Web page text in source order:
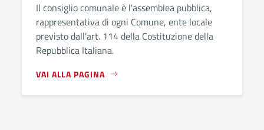
Il consiglio comunale è l'assemblea pubblica,
rappresentativa di ogni Comune, ente locale
previsto dall'art. 114 della Costituzione della
Repubblica Italiana.
VAI ALLA PAGINA